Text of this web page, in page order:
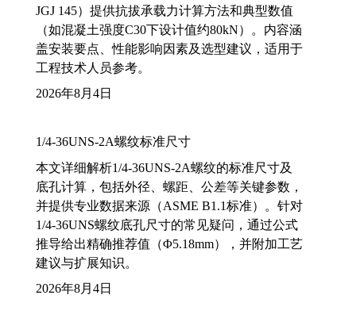
JGJ 145）提供抗拔承载力计算方法和典型数值
（如混凝土强度C30下设计值约80kN）。内容涵
盖安装要点、性能影响因素及选型建议，适用于
工程技术人员参考。
2026年8月4日
1/4-36UNS-2A螺纹标准尺寸
本文详细解析1/4-36UNS-2A螺纹的标准尺寸及
底孔计算，包括外径、螺距、公差等关键参数，
并提供专业数据来源（ASME B1.1标准）。针对
1/4-36UNS螺纹底孔尺寸的常见疑问，通过公式
推导给出精确推荐值（Φ5.18mm），并附加工艺
建议与扩展知识。
2026年8月4日